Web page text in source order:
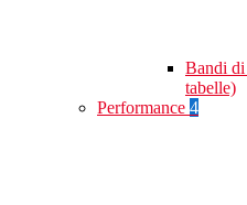
Bandi di
tabelle)
Performance 4